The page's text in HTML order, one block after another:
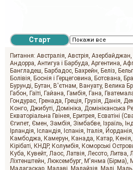
Питання: Австралія Австрія Азербайджан
Андорра Антигуа і Барбуда Аргентина
Бангладеш
Барбадос Бахрейн Беліз
Болівія
Боснія і Герцеговина Ботсвана
Бурунді
Бутан В'єтнам Вануату Велика
Габон
Гаїті Гайана Гамбія Гана
Гондурас Гренада Греція Грузія Данія
Конго Джибуті Домініка Домініканська
Екваторіальна Гвінея
Еритрея Есватіні
Єгипет Ємен Замбія Зімбабве Ізраїль
Ірландія
Ісландія Іспанія Італія Йорданія
Камбоджа
Камерун Канада Катар Кенія
Кірібаті
КНДР Колумбія Коморські
Куба
Кувейт Лаос Латвія Лесото Литва
Ліхтенштейн Люксембург М'янма (Бірма)
Мадагаскар Малаві Малайзія Малі